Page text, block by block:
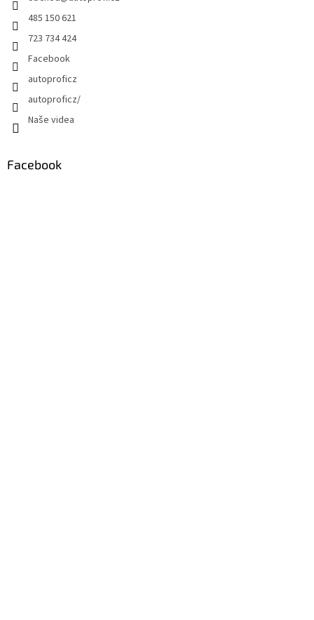
485 150 621
723 734 424
Facebook
autoproficz
autoproficz/
Naše videa
Facebook